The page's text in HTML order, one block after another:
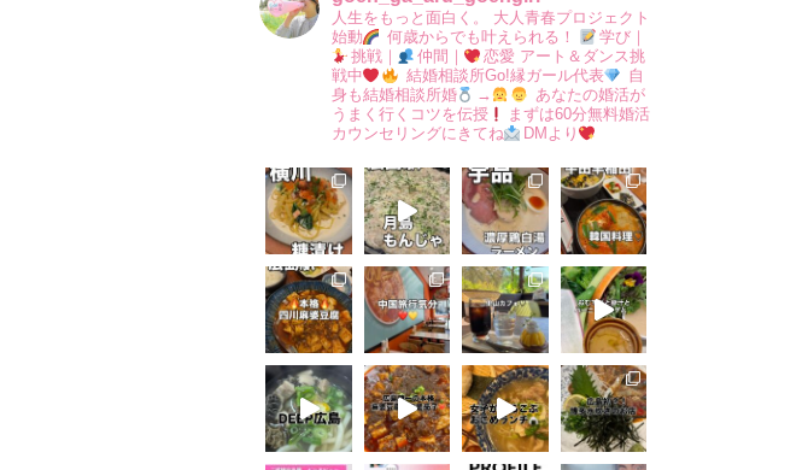
人生をもっと面白く。
大人青春プロジェクト
始動
何歳からでも叶えられる！
学び｜
挑戦｜
仲間｜ 恋愛 アート＆ダンス挑
戦中
結婚相談所Go!縁ガール代表
自
身も結婚相談所婚
→
あなたの婚活が
うまく行くコツを伝授
まずは60分無料婚活
カウンセリングにきてね
DMより